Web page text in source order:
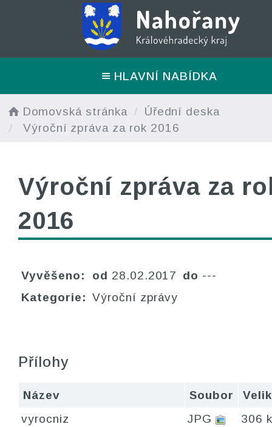
HLAVNÍ NABÍDKA
Domovská stránka
Úřední deska
Výroční zpráva za rok 2016
Výroční zpráva za
2016
Vyvěšeno: od 28.02.2017 do ---
Kategorie: Výroční zprávy
Přílohy
Název Soubor
vyrocniz
JPG 306